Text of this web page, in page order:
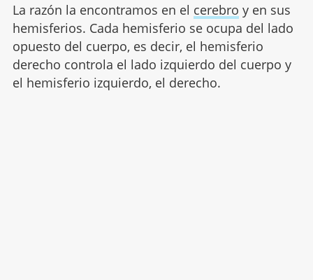
La razón la encontramos en el cerebro y en sus
hemisferios. Cada hemisferio se ocupa del lado
opuesto del cuerpo, es decir, el hemisferio
derecho controla el lado izquierdo del cuerpo y
el hemisferio izquierdo, el derecho.